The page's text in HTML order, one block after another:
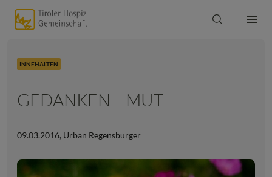
INNEHALTEN
GEDANKEN – MUT
09.03.2016, Urban Regensburger